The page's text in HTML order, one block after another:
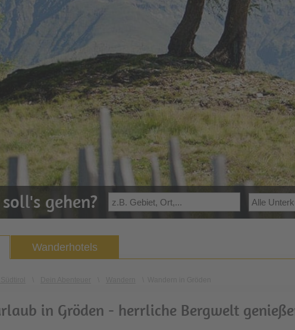
gehen?
Wanderhotels
in Gröden - herrliche Bergwelt